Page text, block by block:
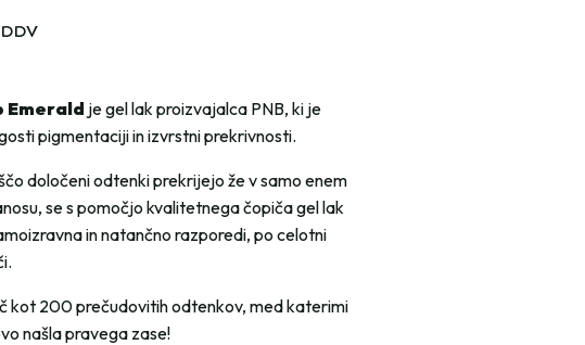
Emerald je gel lak proizvajalca PNB, ki je
pigmentaciji in izvrstni prekrivnosti.
določeni odtenki prekrijejo že v samo enem
se s pomočjo kvalitetnega čopiča gel lak
in natančno razporedi, po celotni
kot 200 prečudovitih odtenkov, med katerimi
našla pravega zase!